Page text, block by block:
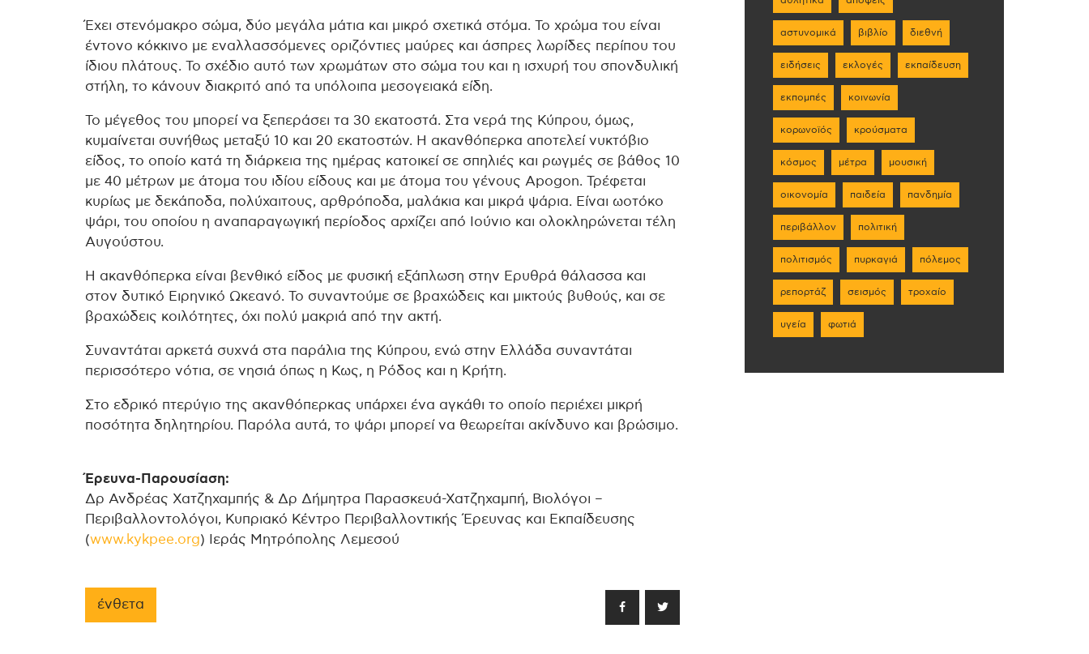
Έχει στενόμακρο σώμα, δύο μεγάλα μάτια και μικρό σχετικά στόμα. Το χρώμα του είναι
έντονο κόκκινο με εναλλασσόμενες οριζόντιες μαύρες και άσπρες λωρίδες περίπου του
ίδιου πλάτους. Το σχέδιο αυτό των χρωμάτων στο σώμα του και η ισχυρή του σπονδυλική
στήλη, το κάνουν διακριτό από τα υπόλοιπα μεσογειακά είδη.
Το μέγεθος του μπορεί να ξεπεράσει τα 30 εκατοστά. Στα νερά της Κύπρου, όμως,
κυμαίνεται συνήθως μεταξύ 10 και 20 εκατοστών. Η ακανθόπερκα αποτελεί νυκτόβιο
είδος, το οποίο κατά τη διάρκεια της ημέρας κατοικεί σε σπηλιές και ρωγμές σε βάθος 10
με 40 μέτρων με άτομα του ιδίου είδους και με άτομα του γένους Apogon. Τρέφεται
κυρίως με δεκάποδα, πολύχαιτους, αρθρόποδα, μαλάκια και μικρά ψάρια. Είναι ωοτόκο
ψάρι, του οποίου η αναπαραγωγική περίοδος αρχίζει από Ιούνιο και ολοκληρώνεται τέλη
Αυγούστου.
Η ακανθόπερκα είναι βενθικό είδος με φυσική εξάπλωση στην Ερυθρά θάλασσα και
στον δυτικό Ειρηνικό Ωκεανό. Το συναντούμε σε βραχώδεις και μικτούς βυθούς, και σε
βραχώδεις κοιλότητες, όχι πολύ μακριά από την ακτή.
Συναντάται αρκετά συχνά στα παράλια της Κύπρου, ενώ στην Ελλάδα συναντάται
περισσότερο νότια, σε νησιά όπως η Κως, η Ρόδος και η Κρήτη.
Στο εδρικό πτερύγιο της ακανθόπερκας υπάρχει ένα αγκάθι το οποίο περιέχει μικρή
ποσότητα δηλητηρίου. Παρόλα αυτά, το ψάρι μπορεί να θεωρείται ακίνδυνο και βρώσιμο.
Έρευνα-Παρουσίαση:
Δρ Ανδρέας Χατζηχαμπής & Δρ Δήμητρα Παρασκευά-Χατζηχαμπή, Βιολόγοι –
Περιβαλλοντολόγοι, Κυπριακό Κέντρο Περιβαλλοντικής Έρευνας και Εκπαίδευσης
(www.kykpee.org) Ιεράς Μητρόπολης Λεμεσού
ένθετα
αστυνομικά βιβλίο διεθνή
ειδήσεις εκλογές εκπαίδευση
εκπομπές κοινωνία
κορωνοϊός κρούσματα
κόσμος μέτρα μουσική
οικονομία παιδεία πανδημία
περιβάλλον πολιτική
πολιτισμός πυρκαγιά πόλεμος
ρεπορτάζ σεισμός τροχαίο
υγεία φωτιά